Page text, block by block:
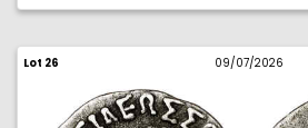
Lot 26 09/07/2026